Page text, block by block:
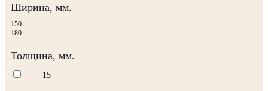
Ширина, мм.
150
180
Толщина, мм.
15